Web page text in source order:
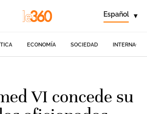
Español ▾
ECONOMÍA SOCIEDAD
VI concede su